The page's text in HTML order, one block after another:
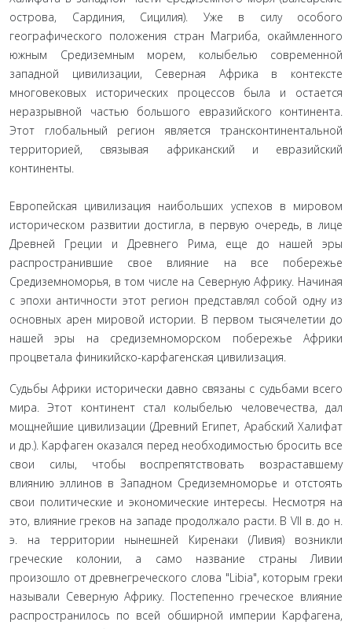
острова, Сардиния, Сицилия). Уже в силу особого
географического положения стран Магриба, окаймленного
южным Средиземным морем, колыбелью современной
западной цивилизации, Северная Африка в контексте
многовековых исторических процессов была и остается
неразрывной частью большого евразийского континента.
Этот глобальный регион является трансконтинентальной
территорией, связывая африканский и евразийский
континенты.
Европейская цивилизация наибольших успехов в ми­ровом
историческом развитии достигла, в первую очередь, в лице
Древней Греции и Древнего Рима, еще до нашей эры
распространившие свое влияние на все побережье
Средизем­номорья, в том числе на Северную Африку. Начиная
с эпохи античности этот регион представлял собой одну из
основных арен мировой истории. В первом тысячелетии до
нашей эры на средиземноморском побережье Африки
процветала фи­никийско-карфагенская цивилизация.
Судьбы Африки исторически давно связаны с судьбами всего
мира. Этот континент стал колыбелью человечества, дал
мощнейшие цивилизации (Древний Египет, Арабский Халифат
и др.). Карфаген оказался перед необходимостью бросить все
свои силы, чтобы воспрепятствовать возрастав­шему
влиянию эллинов в Западном Средиземноморье и отстоять
свои политические и экономические интересы. Не­смотря на
это, влияние греков на западе продолжало расти. В VII в. до н.
э. на территории нынешней Киренаки (Ливия) возникли
греческие колонии, а само название страны Ливии
произошло от древнегреческого слова "Libia", которым гре­ки
называли Северную Африку. Постепенно греческое влия­ние
распространилось по всей обширной империи Карфаге­на,